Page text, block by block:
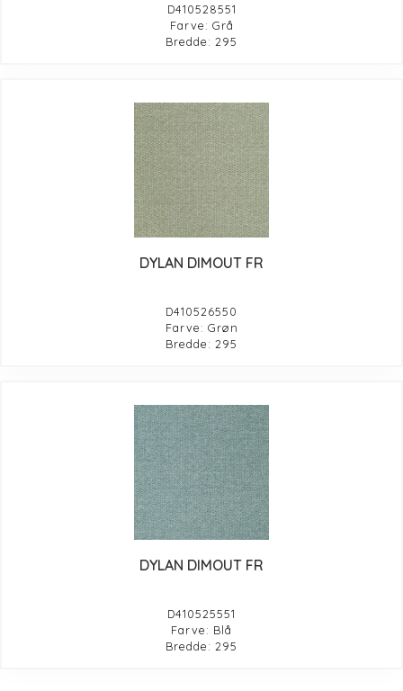
D410528551
Farve: Grå
Bredde: 295
DYLAN DIMOUT FR
D410526550
Farve: Grøn
Bredde: 295
DYLAN DIMOUT FR
D410525551
Farve: Blå
Bredde: 295